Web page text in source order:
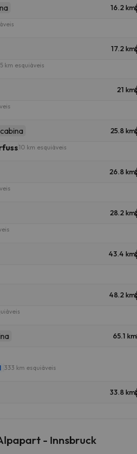
16.2 km
17.2 km
km esquiáveis
21 km
25.8 km
10 km esquiáveis
26.8 km
28.2 km
43.4 km
48.2 km
65.1 km
333 km esquiáveis
33.8 km
- Innsbruck